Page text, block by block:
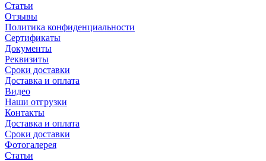
Статьи
Отзывы
Политика конфиденциальности
Сертификаты
Документы
Реквизиты
Сроки доставки
Доставка и оплата
Видео
Наши отгрузки
Контакты
Доставка и оплата
Сроки доставки
Фотогалерея
Статьи